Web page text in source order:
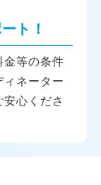
ト！
金等の条件
ネーター
心くださ